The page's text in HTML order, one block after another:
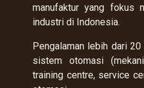
manufaktur yang fokus
industri di Indonesia.
Pengalaman lebih dari
sistem otomasi
training centre, service